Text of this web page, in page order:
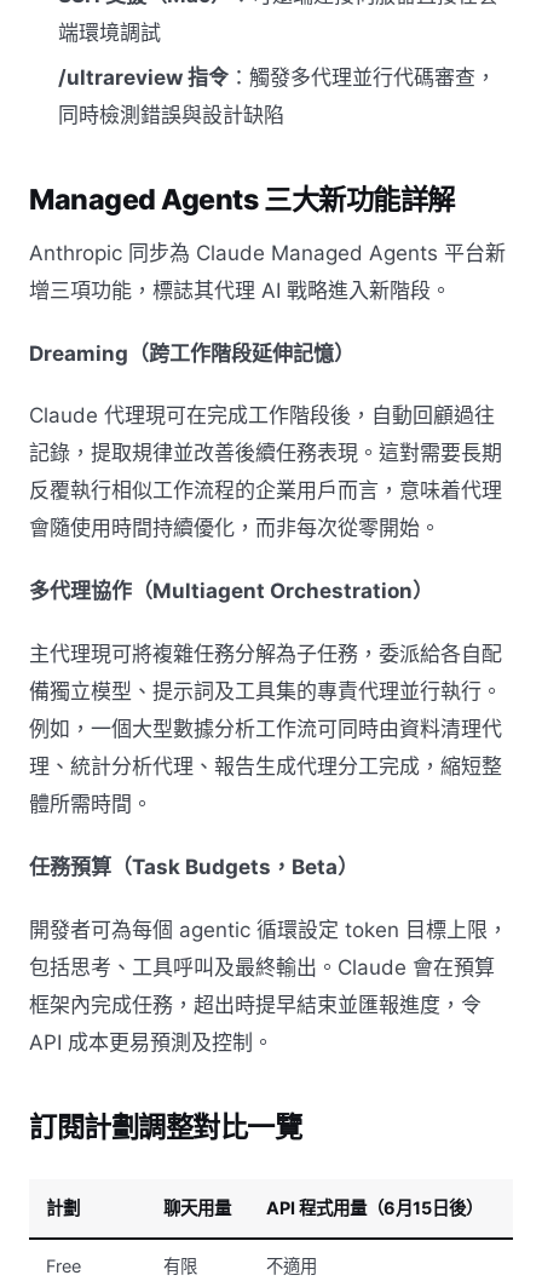
端環境調試
/ultrareview 指令 ：觸發多代理並行代碼審查，
同時檢測錯誤與設計缺陷
Managed Agents 三大新功能詳解
Anthropic 同步為 Claude Managed Agents 平台新
增三項功能，標誌其代理 AI 戰略進入新階段。
Dreaming（跨工作階段延伸記憶）
Claude 代理現可在完成工作階段後，自動回顧過往
記錄，提取規律並改善後續任務表現。這對需要長期
反覆執行相似工作流程的企業用戶而言，意味着代理
會隨使用時間持續優化，而非每次從零開始。
多代理協作（Multiagent Orchestration）
主代理現可將複雜任務分解為子任務，委派給各自配
備獨立模型、提示詞及工具集的專責代理並行執行。
例如，一個大型數據分析工作流可同時由資料清理代
理、統計分析代理、報告生成代理分工完成，縮短整
體所需時間。
任務預算（Task Budgets，Beta）
開發者可為每個 agentic 循環設定 token 目標上限，
包括思考、工具呼叫及最終輸出。Claude 會在預算
框架內完成任務，超出時提早結束並匯報進度，令
API 成本更易預測及控制。
訂閱計劃調整對比一覽
計劃 聊天用量 API 程式用量（6月15日後）
Free 有限 不適用